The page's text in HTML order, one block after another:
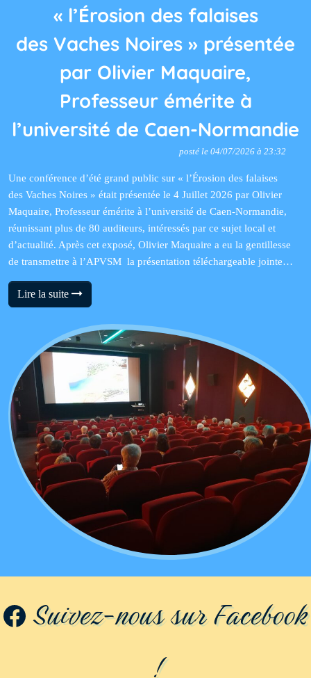
« l’Érosion des falaises
des Vaches Noires » présentée
par Olivier Maquaire,
Professeur émérite à
l’université de Caen-Normandie
posté le 04/07/2026 à 23:32
Une conférence d’été grand public sur « l’Érosion des falaises
des Vaches Noires » était présentée le 4 Juillet 2026 par Olivier
Maquaire, Professeur émérite à l’université de Caen-Normandie,
réunissant plus de 80 auditeurs, intéressés par ce sujet local et
d’actualité. Après cet exposé, Olivier Maquaire a eu la gentillesse
de transmettre à l’APVSM la présentation téléchargeable jointe…
Lire la suite
Suivez-nous sur Facebook
!